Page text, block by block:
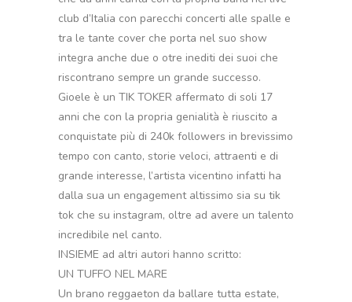
club d’Italia con parecchi concerti alle spalle e
tra le tante cover che porta nel suo show
integra anche due o otre inediti dei suoi che
riscontrano sempre un grande successo.
Gioele è un TIK TOKER affermato di soli 17
anni che con la propria genialità è riuscito a
conquistate più di 240k followers in brevissimo
tempo con canto, storie veloci, attraenti e di
grande interesse, l’artista vicentino infatti ha
dalla sua un engagement altissimo sia su tik
tok che su instagram, oltre ad avere un talento
incredibile nel canto.
INSIEME ad altri autori hanno scritto:
UN TUFFO NEL MARE
Un brano reggaeton da ballare tutta estate,